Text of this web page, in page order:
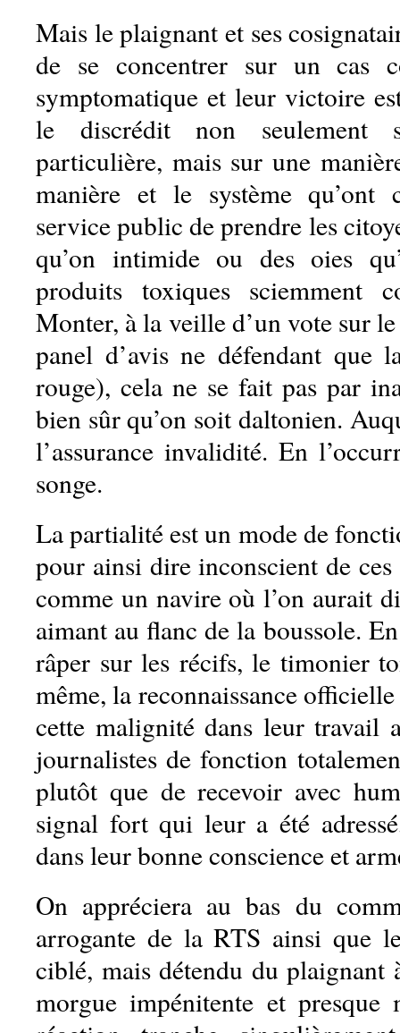
Mais le plaignant et ses
de se concentrer sur un cas
symptomatique et leur victoire
le discrédit non seulement
particulière, mais sur une
manière et le système qu’ont
service public de prendre les
qu’on intimide ou des oies
produits toxiques sciemment
Monter, à la veille d’un vote sur
panel d’avis ne défendant que
rouge), cela ne se fait pas par
bien sûr qu’on soit daltonien.
l’assurance invalidité. En
songe.
La partialité est un mode de
pour ainsi dire inconscient de
comme un navire où l’on aurait
aimant au flanc de la boussole.
râper sur les récifs, le timonier
même, la reconnaissance
cette malignité dans leur travail
journalistes de fonction
plutôt que de recevoir avec
signal fort qui leur a été
dans leur bonne conscience et
On appréciera au bas du
arrogante de la RTS ainsi que
ciblé, mais détendu du plaignant
morgue impénitente et presque